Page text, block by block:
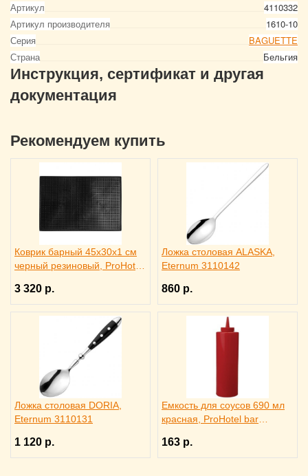
Артикул
4110332
Артикул производителя
1610-10
Серия
BAGUETTE
Страна
Бельгия
Инструкция, сертификат и другая
документация
Рекомендуем купить
Коврик барный 45x30x1 см
черный резиновый, ProHotel
3 320 р.
Ложка столовая ALASKA,
Eternum 3110142
860 р.
Ложка столовая DORIA,
Eternum 3110131
1 120 р.
Емкость для соусов 690 мл
красная, ProHotel bar
163 р.